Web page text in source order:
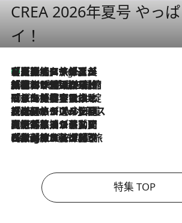
CREA 2026年夏号 やっ
イ！
8 Hours Ago
【厳選旅コスメ】「多機能アイテムがメイン！」旅好き美容エディターが選んだ夏旅ベストコスメを発表【Mサイズジップ】
2026.8.6
「荷物が増えるほど旅ストレスは増す」美容ジャーナリストがたどり着いた最終結論。“化粧品を劇的に減らす”感動の凝縮美容とは
2026.8.6
「旅先には金髪ウィッグを持参」日本と同じメイクでは損してる!? 美容ジャーナリストが提案する“掟破りの旅美容”とは
2026.8.6
【厳選旅コスメ】「身軽さ＆UV対策重視！」ヘアアーティストshucoが選んだ夏旅ベストコスメを発表【Mサイズジップ】
2026.8.5
【厳選旅コスメ】国内をあちこち移動する河井菜摘が選んだ夏旅ベストコスメ発表！「リラックスアイテムはマスト」【Mサイズジップ】
2026.8.4
【厳選旅コスメ】「紫外線＆乾燥対策しながらメイク感も！」ヘア＆メイクGeorgeが選んだ夏旅ベストコスメを発表！【Mサイズジップ】
特集 TOP